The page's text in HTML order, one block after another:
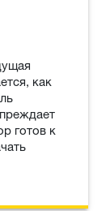
как
готов к